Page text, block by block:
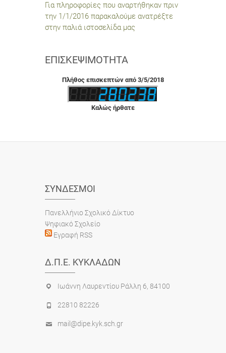
Για πληροφορίες που αναρτήθηκαν πριν
την 1/1/2016 παρακαλούμε ανατρέξτε
στην παλιά ιστοσελίδα μας
ΕΠΙΣΚΕΨΙΜΌΤΗΤΑ
Πλήθος επισκεπτών από 3/5/2018
Καλώς ήρθατε
ΣΎΝΔΕΣΜΟΙ
Πανελλήνιο Σχολικό Δίκτυο
Ψηφιακό Σχολείο
Εγραφή RSS
Δ.Π.Ε. ΚΥΚΛΆΔΩΝ
Ιωάννη Λαυρεντίου Ράλλη 6, 84100
22810 82226
mail@dipe.kyk.sch.gr